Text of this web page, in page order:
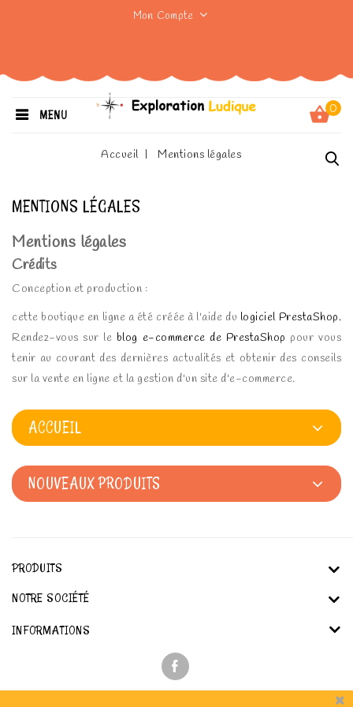
Mon Compte
0
MENU
Accueil Mentions légales
MENTIONS LÉGALES
Mentions légales
Crédits
Conception et production :
cette boutique en ligne a été créée à l'aide du logiciel PrestaShop.
Rendez-vous sur le blog e-commerce de PrestaShop pour vous
tenir au courant des dernières actualités et obtenir des conseils
sur la vente en ligne et la gestion d'un site d'e-commerce.
ACCUEIL
NOUVEAUX PRODUITS
PRODUITS
NOTRE SOCIÉTÉ
INFORMATIONS